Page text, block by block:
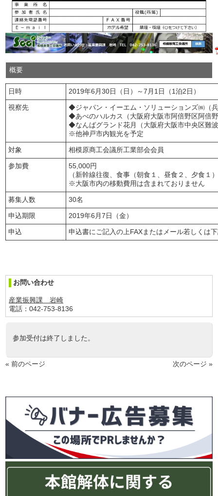
概要
日時 2019年6月30日（日）～7月1日（1泊2日）
視察先
◆ジャパン・イーエム・ソリューションズ㈱（
◆あべのハルカス（大阪府大阪市阿倍野区阿倍
◆なんばグランド花月（大阪府大阪市中央区難
※他神戸市内観光を予定
対象 相模原商工会議所工業部会会員
参加費
55,000円
（新幹線往復、食事（朝食１、昼食２、夕食１
※大阪市内の移動費用は含まれておりません
募集人数 30名
申込期限 2019年6月7日（金）
申込 申込書にご記入の上FAXまたはメール若しくは
お問い合わせ
産業振興課 岩崎
電話：042-753-8136
参加受付は終了しました。
« 前のページ 次のページ »